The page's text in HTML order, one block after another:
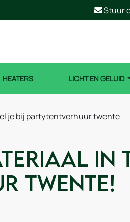
Stuur
HEATERS LICHT EN GELUID
je bij partytentverhuur twente
in
Twente!